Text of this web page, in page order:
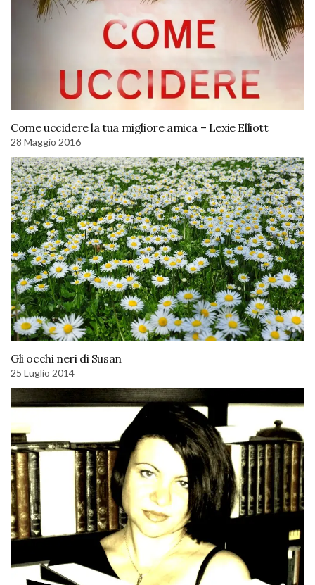
Come uccidere la tua migliore amica – Lexie Elliott
28 Maggio 2016
Gli occhi neri di Susan
25 Luglio 2014